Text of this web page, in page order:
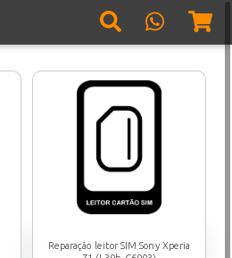
Reparação leitor SIM Sony Xperia